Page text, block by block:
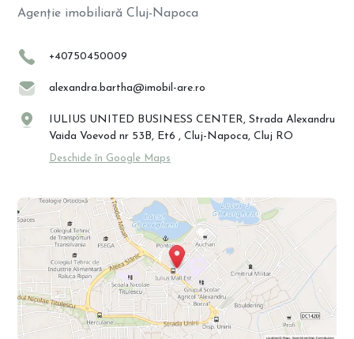
Agenție imobiliară Cluj-Napoca
+40750450009
alexandra.bartha@imobil-are.ro
IULIUS UNITED BUSINESS CENTER, Strada Alexandru
Vaida Voevod nr 53B, Et6 , Cluj-Napoca, Cluj RO
Deschide în Google Maps